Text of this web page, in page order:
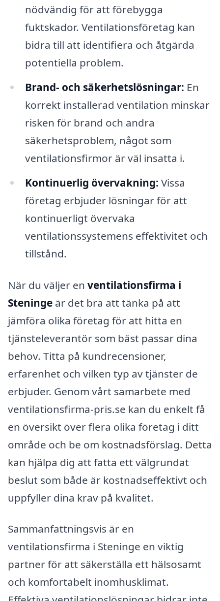
nödvändig för att förebygga
fuktskador. Ventilationsföretag kan
bidra till att identifiera och åtgärda
potentiella problem.
Brand- och säkerhetslösningar: En
korrekt installerad ventilation minskar
risken för brand och andra
säkerhetsproblem, något som
ventilationsfirmor är väl insatta i.
Kontinuerlig övervakning: Vissa
företag erbjuder lösningar för att
kontinuerligt övervaka
ventilationssystemens effektivitet och
tillstånd.
När du väljer en ventilationsfirma i
Steninge är det bra att tänka på att
jämföra olika företag för att hitta en
tjänsteleverantör som bäst passar dina
behov. Titta på kundrecensioner,
erfarenhet och vilken typ av tjänster de
erbjuder. Genom vårt samarbete med
ventilationsfirma-pris.se kan du enkelt få
en översikt över flera olika företag i ditt
område och be om kostnadsförslag. Detta
kan hjälpa dig att fatta ett välgrundat
beslut som både är kostnadseffektivt och
uppfyller dina krav på kvalitet.
Sammanfattningsvis är en
ventilationsfirma i Steninge en viktig
partner för att säkerställa ett hälsosamt
och komfortabelt inomhusklimat.